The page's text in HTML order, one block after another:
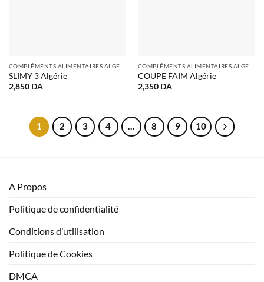
SLIMY 3 Algérie
2,850 DA
COUPE FAIM Algérie
2,350 DA
1 2 3 4 … 8 9 10
A Propos
Politique de confidentialité
Conditions d’utilisation
Politique de Cookies
DMCA